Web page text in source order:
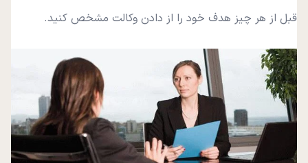
قبل از هر چیز هدف خود را از دادن وکالت مشخص کنید.